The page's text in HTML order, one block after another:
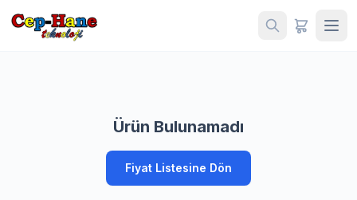
Ürün Bulunamadı
Fiyat Listesine Dön